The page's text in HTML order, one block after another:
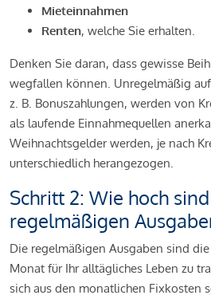
Mieteinnahmen
Renten, welche Sie erhalten.
Denken Sie daran, dass gewisse
wegfallen können. Unregelmäßig
z. B. Bonuszahlungen, werden von
als laufende Einnahmequellen
Weihnachtsgelder werden, je nach
unterschiedlich herangezogen.
Schritt 2: Wie hoch
regelmäßigen
Die regelmäßigen Ausgaben sind
Monat für Ihr alltägliches Leben zu
sich aus den monatlichen Fixkosten